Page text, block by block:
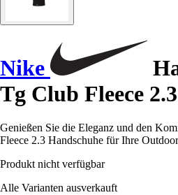
Nike
Tg Club Fleece 2.3
Genießen Sie die Eleganz und den
Fleece 2.3 Handschuhe für Ihre
Produkt nicht verfügbar
Alle Varianten ausverkauft